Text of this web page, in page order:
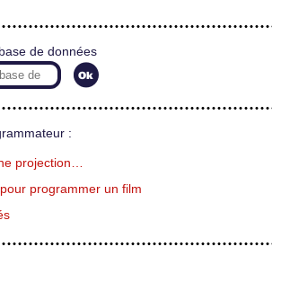
de données
:
projection…
programmer un film